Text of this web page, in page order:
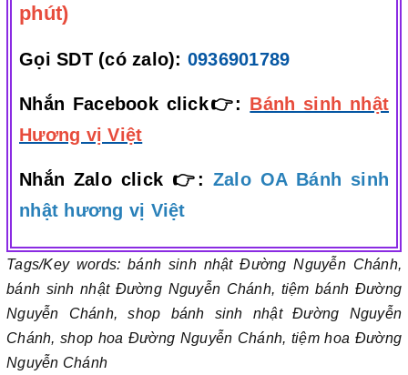
phút)
Gọi SDT (có zalo): 0936901789
Nhắn Facebook click👉: Bánh sinh nhật
Hương vị Việt
Nhắn Zalo click 👉: Zalo OA Bánh sinh
nhật hương vị Việt
Tags/Key words: bánh sinh nhật Đường Nguyễn Chánh,
bánh sinh nhật Đường Nguyễn Chánh, tiệm bánh Đường
Nguyễn Chánh, shop bánh sinh nhật Đường Nguyễn
Chánh, shop hoa Đường Nguyễn Chánh, tiệm hoa Đường
Nguyễn Chánh